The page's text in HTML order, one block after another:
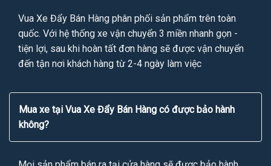
Vua Xe Đẩy Bán Hàng phân phối sản phẩm trên toàn
quốc. Với hệ thống xe vận chuyển 3 miền nhanh gọn -
tiện lợi, sau khi hoàn tất đơn hàng sẽ được vận chuyển
đến tận nơi khách hàng từ 2-4 ngày làm việc
Mua xe tại Vua Xe Đẩy Bán Hàng có được bảo hành
không?